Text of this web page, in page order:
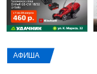
АФИША